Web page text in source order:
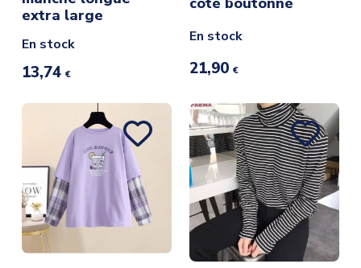
extra large
En stock
13,74 €
En stock
21,90 €